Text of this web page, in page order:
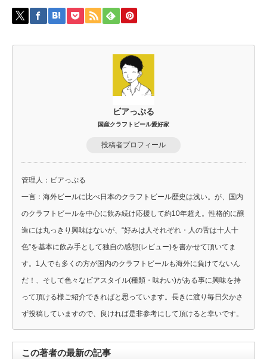
ビアっぷる
国産クラフトビール愛好家
投稿者プロフィール
管理人：ビアっぷる
一言：海外ビールに比べ日本のクラフトビール歴史は浅い。が、国内
のクラフトビールを中心に飲み続け応援して約10年超え。性格的に醸
造には丸っきり興味はないが、“好みは人それぞれ・人の舌は十人十
色”を基本に飲み手として独自の感想(レビュー)を書かせて頂いてま
す。1人でも多くの方が国内のクラフトビールも海外に負けてないん
だ！、そして色々なビアスタイル(種類・味わい)がある事に興味を持
って頂ける様ご紹介できればと思っています。長きに渡り毎日欠かさ
ず投稿していますので、良ければ是非参考にして頂けると幸いです。
この著者の最新の記事